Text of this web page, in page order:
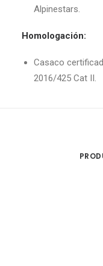
Alpinestars.
Homologación:
Casaco
2016/425 Cat II.